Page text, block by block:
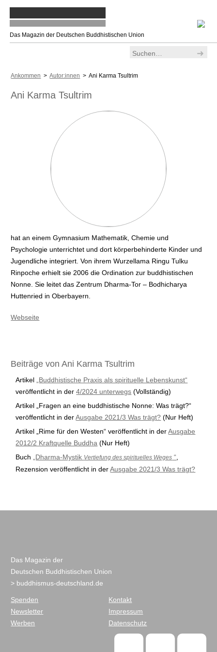
Das Magazin der Deutschen Buddhistischen Union
Ankommen >Autor:innen > Ani Karma Tsultrim
Ani Karma Tsultrim
hat an einem Gymnasium Mathematik, Chemie und
Psychologie unterrichtet und dort körperbehinderte Kinder und
Jugendliche integriert. Von ihrem Wurzellama Ringu Tulku
Rinpoche erhielt sie 2006 die Ordination zur buddhistischen
Nonne. Sie leitet das Zentrum Dharma-Tor – Bodhicharya
Huttenried in Oberbayern.
Webseite
Beiträge von Ani Karma Tsultrim
Artikel„Buddhistische Praxis als spirituelle Lebenskunst“
veröffentlicht in der4/2024 unterwegs (Vollständig)
Artikel „Fragen an eine buddhistische Nonne: Was trägt?“
veröffentlicht in derAusgabe 2021/3 Was trägt? (Nur Heft)
Artikel „Rime für den Westen“ veröffentlicht in derAusgabe
2012/2 Kraftquelle Buddha (Nur Heft)
Buch„Dharma-Mystik Vertiefung des spirituelles Weges “,
Rezension veröffentlicht in derAusgabe 2021/3 Was trägt?
Das Magazin der
Deutschen Buddhistischen Union
> buddhismus-deutschland.de
Spenden
Newsletter
Werben
Kontakt
Impressum
Datenschutz